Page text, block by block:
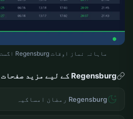
ماہانہ نماز اوقات Regensburg اگست 2026 — نماز کے اوقات
Regensburg کے لیے مزید صفحات
Regensburg رمضان امساکیہ